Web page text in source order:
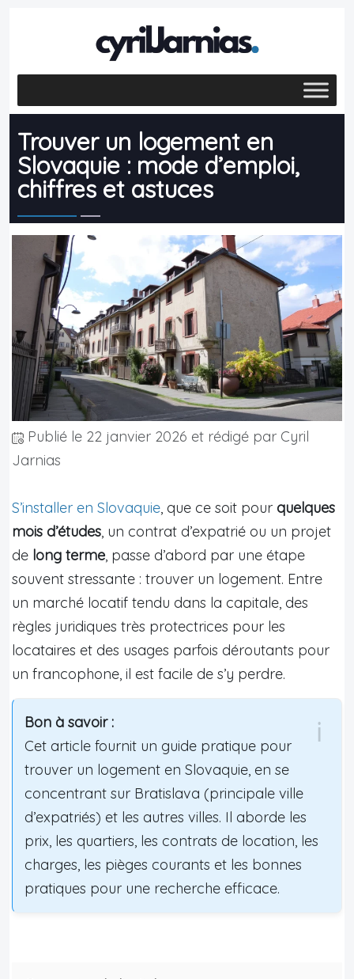
Trouver un logement en
Slovaquie : mode d’emploi,
chiffres et astuces
Publié le 22 janvier 2026 et rédigé par Cyril
Jarnias
S’installer en Slovaquie, que ce soit pour quelques
mois d’études, un contrat d’expatrié ou un projet
de long terme, passe d’abord par une étape
souvent stressante : trouver un logement. Entre
un marché locatif tendu dans la capitale, des
règles juridiques très protectrices pour les
locataires et des usages parfois déroutants pour
un francophone, il est facile de s’y perdre.
Bon à savoir :
Cet article fournit un guide pratique pour
trouver un logement en Slovaquie, en se
concentrant sur Bratislava (principale ville
d’expatriés) et les autres villes. Il aborde les
prix, les quartiers, les contrats de location, les
charges, les pièges courants et les bonnes
pratiques pour une recherche efficace.